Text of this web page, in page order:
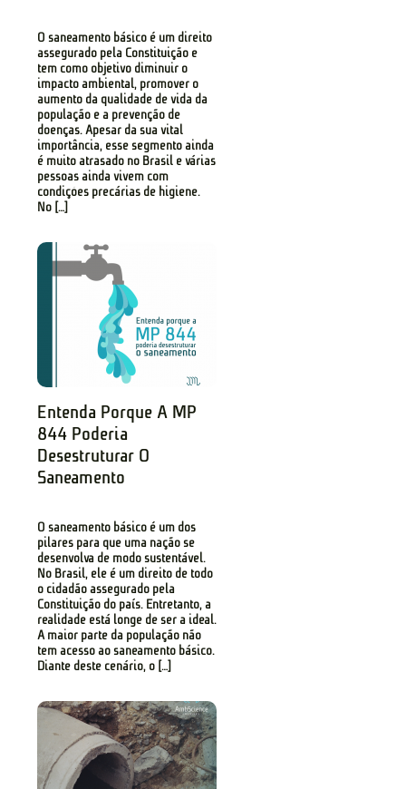
O saneamento básico é um direito
assegurado pela Constituição e
tem como objetivo diminuir o
impacto ambiental, promover o
aumento da qualidade de vida da
população e a prevenção de
doenças. Apesar da sua vital
importância, esse segmento ainda
é muito atrasado no Brasil e várias
pessoas ainda vivem com
condições precárias de higiene.
No […]
Entenda Porque A MP
844 Poderia
Desestruturar O
Saneamento
O saneamento básico é um dos
pilares para que uma nação se
desenvolva de modo sustentável.
No Brasil, ele é um direito de todo
o cidadão assegurado pela
Constituição do país. Entretanto, a
realidade está longe de ser a ideal.
A maior parte da população não
tem acesso ao saneamento básico.
Diante deste cenário, o […]